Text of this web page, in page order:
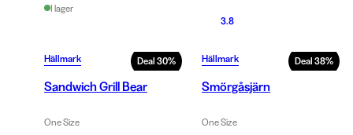
I lager
Deal 30%
Hällmark
Sandwich Grill Bear
One Size
Deal 38%
3.8
Hällmark
Smörgåsjärn
One Size